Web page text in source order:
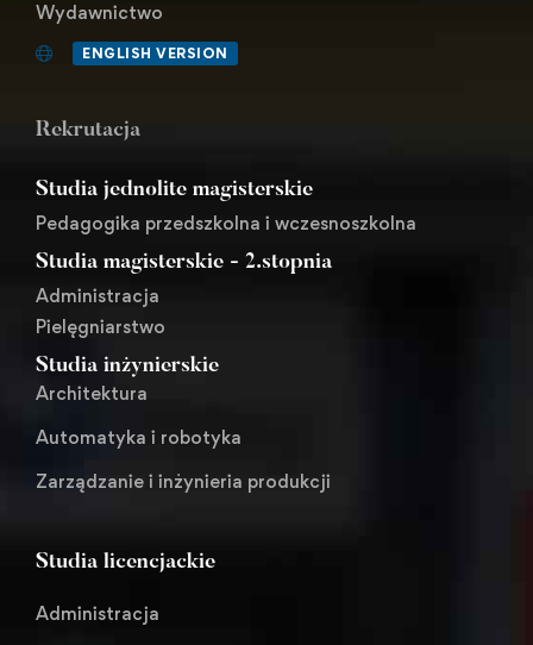
Wydawnictwo
ENGLISH VERSION
Rekrutacja
Studia jednolite magisterskie
Pedagogika przedszkolna i wczesnoszkolna
Studia magisterskie - 2.stopnia
Administracja
Pielęgniarstwo
Studia inżynierskie
Architektura
Automatyka i robotyka
Zarządzanie i inżynieria produkcji
Studia licencjackie
Administracja